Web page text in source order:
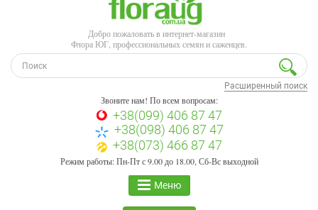
Добро пожаловать в интернет-магазин
Флора ЮГ, профессиональных семян и саженцев.
Расширенный поиск
Звоните нам! По всем вопросам:
+38(099) 406 87 47
+38(098) 406 87 47
+38(073) 466 87 47
Режим работы: Пн-Пт с 9.00 до 18.00, Сб-Вс выходной
Меню